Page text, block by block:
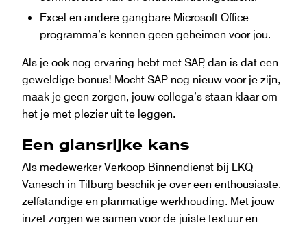
Excel en andere gangbare Microsoft Office
programma’s kennen geen geheimen voor jou.
Als je ook nog ervaring hebt met SAP, dan is dat een
geweldige bonus! Mocht SAP nog nieuw voor je zijn,
maak je geen zorgen, jouw collega’s staan klaar om
het je met plezier uit te leggen.
Een glansrijke kans
Als medewerker Verkoop Binnendienst bij LKQ
Vanesch in Tilburg beschik je over een enthousiaste,
zelfstandige en planmatige werkhouding. Met jouw
inzet zorgen we samen voor de juiste textuur en